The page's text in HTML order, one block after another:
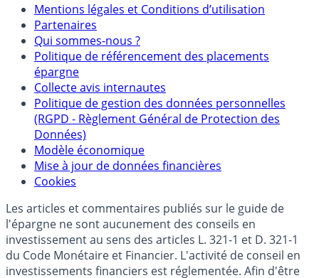
Mentions légales et Conditions d’utilisation
Partenaires
Qui sommes-nous ?
Politique de référencement des placements
épargne
Collecte avis internautes
Politique de gestion des données personnelles
(RGPD - Règlement Général de Protection des
Données)
Modèle économique
Mise à jour de données financières
Cookies
Les articles et commentaires publiés sur le guide de
l'épargne ne sont aucunement des conseils en
investissement au sens des articles L. 321-1 et D. 321-1
du Code Monétaire et Financier. L'activité de conseil en
investissements financiers est réglementée. Afin d'être